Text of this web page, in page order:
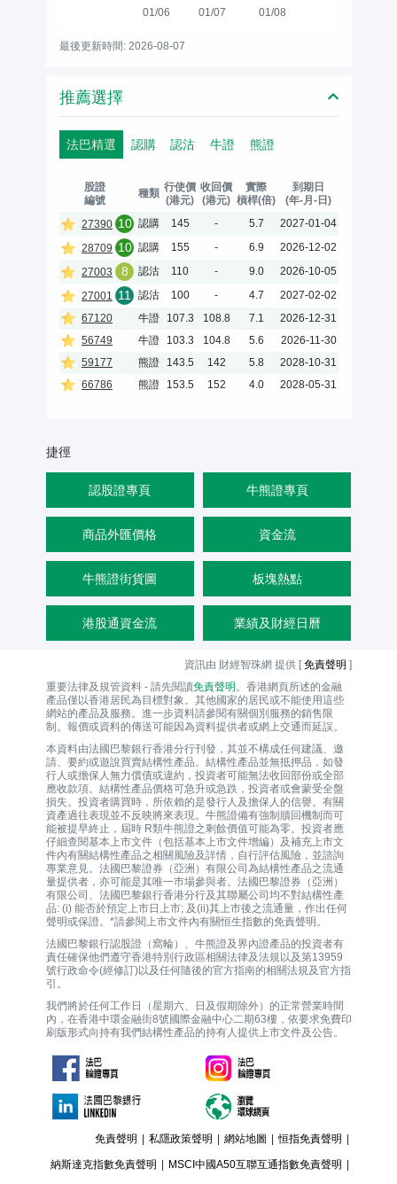
01/06 01/07 01/08
最後更新時間: 2026-08-07
推薦選擇
法巴精選 認購 認沽 牛證 熊證
股證
編號
種類 行使價
(港元)
收回價
(港元)
實際
槓桿(倍)
到期日
(年-月-日)
27390 10 認購 145 - 5.7
2027-01-04
28709 10 認購 155 - 6.9
2026-12-02
27003
8 認沽 110 - 9.0
2026-10-05
27001
11 認沽 100 - 4.7
2027-02-02
67120
牛證 107.3 108.8 7.1
2026-12-31
56749
牛證 103.3 104.8 5.6
2026-11-30
59177
熊證 143.5 142 5.8
2028-10-31
66786
熊證 153.5 152 4.0 2028-05-31
捷徑
認股證專頁 牛熊證專頁
商品外匯價格 資金流
牛熊證街貨圖 板塊熱點
港股通資金流 業績及財經日曆
資訊由 財經智珠網 提供 [免責聲明 ]
重要法律及規管資料 - 請先閱讀免責聲明 。香港網頁所述的金融
產品僅以香港居民為目標對象。其他國家的居民或不能使用這些
網站的產品及服務。進一步資料請參閱有關個別服務的銷售限
制。報價或資料的傳送可能因為資料提供者或網上交通而延誤。
本資料由法國巴黎銀行香港分行刊發，其並不構成任何建議、邀
請、要約或遊說買賣結構性產品。結構性產品並無抵押品，如發
行人或擔保人無力償債或違約，投資者可能無法收回部份或全部
應收款項。結構性產品價格可急升或急跌，投資者或會蒙受全盤
損失。投資者購買時，所依賴的是發行人及擔保人的信譽。有關
資產過往表現並不反映將來表現。牛熊證備有強制贖回機制而可
能被提早終止，屆時 R類牛熊證之剩餘價值可能為零。投資者應
仔細查閱基本上市文件（包括基本上市文件增編）及補充上市文
件內有關結構性產品之相關風險及詳情，自行評估風險，並諮詢
專業意見。法國巴黎證券（亞洲）有限公司為結構性產品之流通
量提供者，亦可能是其唯一巿場參與者。法國巴黎證券（亞洲）
有限公司、法國巴黎銀行香港分行及其聯屬公司均不對結構性產
品: (i) 能否於預定上市日上市; 及(ii)其上市後之流通量，作出任何
聲明或保證。*請參閱上市文件內有關恒生指數的免責聲明。
法國巴黎銀行認股證（窩輪）、牛熊證及界內證產品的投資者有
責任確保他們遵守香港特別行政區相關法律及法規以及第13959
號行政命令(經修訂)以及任何隨後的官方指南的相關法規及官方指
引。
我們將於任何工作日（星期六、日及假期除外）的正常營業時間
內，在香港中環金融街8號國際金融中心二期63樓，依要求免費印
刷版形式向持有我們結構性產品的持有人提供上市文件及公告。
免責聲明 | 私隱政策聲明 | 網站地圖 | 恒指免責聲明 |
納斯達克指數免責聲明 | MSCI中國A50互聯互通指數免責聲明 |